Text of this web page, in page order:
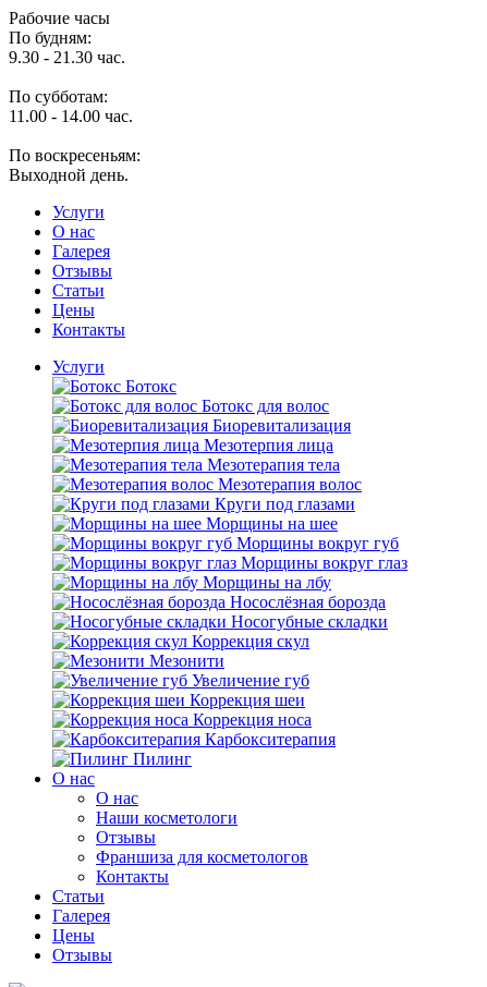
Рабочие часы
По будням:
9.30 - 21.30 час.
По субботам:
11.00 - 14.00 час.
По воскресеньям:
Выходной день.
Услуги
O нас
Галерея
Отзывы
Статьи
Цены
Контакты
Услуги
Ботокс
Ботокс для волос
Биоревитализация
Мезотерпия лица
Мезотерапия тела
Мезотерапия волос
Круги под глазами
Морщины на шее
Морщины вокруг губ
Морщины вокруг глаз
Морщины на лбу
Носослёзная борозда
Носогубные складки
Коррекция скул
Мезонити
Увеличение губ
Коррекция шеи
Коррекция носа
Карбокситерапия
Пилинг
O нас
O нас
Наши косметологи
Отзывы
Франшиза для косметологов
Контакты
Статьи
Галерея
Цены
Отзывы